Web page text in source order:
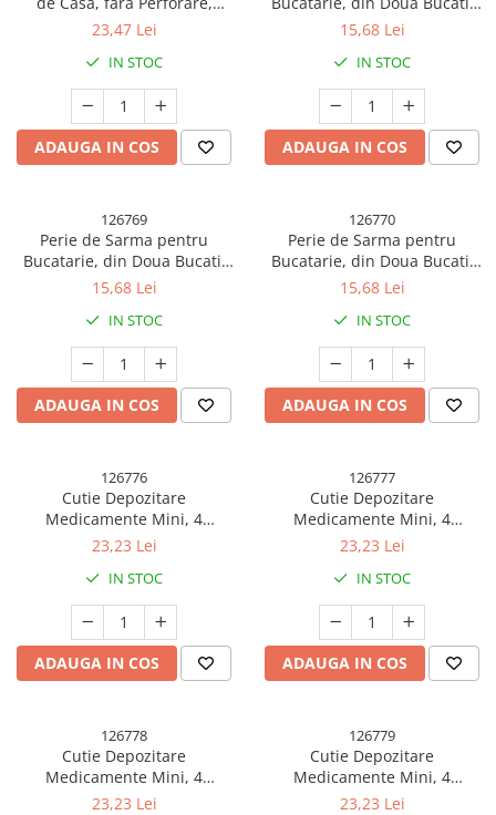
Montare pe Perete, Prindere
Transparent
23,47 Lei
IN STOC
ADAUGA IN COS
Maner Lung cu Gaura de
Reziduu, Anti-Murdarie,
24.5x2.7x6.7cm, Galben
15,68 Lei
IN STOC
ADAUGA IN COS
126769
Perie de Sarma pentru
Bucatarie, din Doua Bucati,
Maner Lung cu Gaura de
Reziduu, Anti-Murdarie,
24.5x2.7x6.7cm, Verde
15,68 Lei
IN STOC
ADAUGA IN COS
126770
Perie de Sarma pentru
Bucatarie, din Doua Bucati,
Maner Lung cu Gaura de
Reziduu, Anti-Murdarie,
24.5x2.7x6.7cm, Alb
15,68 Lei
IN STOC
ADAUGA IN COS
126776
Cutie Depozitare
Medicamente Mini, 4
Compartimente, Inchidere
Galben, PP, 7.5x7.5x3 cm
23,23 Lei
IN STOC
ADAUGA IN COS
126777
Cutie Depozitare
Medicamente Mini, 4
Compartimente, Inchidere
PP, 7.5x7.5x3 cm
23,23 Lei
IN STOC
ADAUGA IN COS
126778
Cutie Depozitare
Medicamente Mini, 4
Compartimente, Inchidere
23,23 Lei
126779
Cutie Depozitare
Medicamente Mini, 4
Compartimente, Inchidere
23,23 Lei